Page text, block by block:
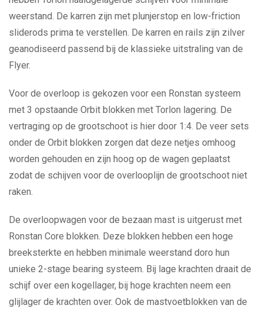
weerstand. De karren zijn met plunjerstop en low-friction
sliderods prima te verstellen. De karren en rails zijn zilver
geanodiseerd passend bij de klassieke uitstraling van de
Flyer.
Voor de overloop is gekozen voor een Ronstan systeem
met 3 opstaande Orbit blokken met Torlon lagering. De
vertraging op de grootschoot is hier door 1:4. De veer sets
onder de Orbit blokken zorgen dat deze netjes omhoog
worden gehouden en zijn hoog op de wagen geplaatst
zodat de schijven voor de overlooplijn de grootschoot niet
raken.
De overloopwagen voor de bezaan mast is uitgerust met
Ronstan Core blokken. Deze blokken hebben een hoge
breeksterkte en hebben minimale weerstand doro hun
unieke 2-stage bearing systeem. Bij lage krachten draait de
schijf over een kogellager, bij hoge krachten neem een
glijlager de krachten over. Ook de mastvoetblokken van de